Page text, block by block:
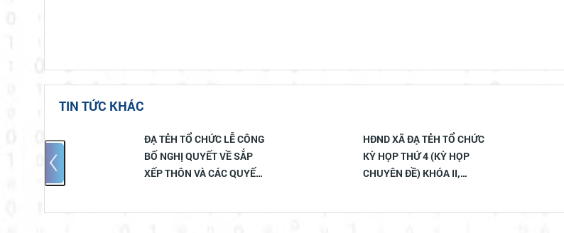
TIN TỨC KHÁC
LỄ CÔNG
HĐND XÃ ĐẠ TẺH TỔ CHỨC
KỲ HỌP THỨ 4 (KỲ HỌP
CHUYÊN ĐỀ) KHÓA II,
ẤM ÁP HOẠT ĐỘNG "ĐỀN
ƠN ĐÁP NGHĨA" NHÂN
NGÀY 27 THÁNG 7